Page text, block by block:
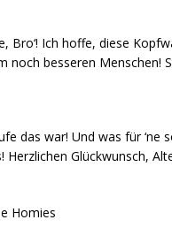
Bro‘! Ich hoffe, diese
noch besseren Menschen!
das war! Und was für ‘ne
Herzlichen Glückwunsch,
Homies